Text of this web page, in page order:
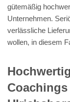
gütemäßig
Unternehmen.
verlässliche
wollen, in diesem